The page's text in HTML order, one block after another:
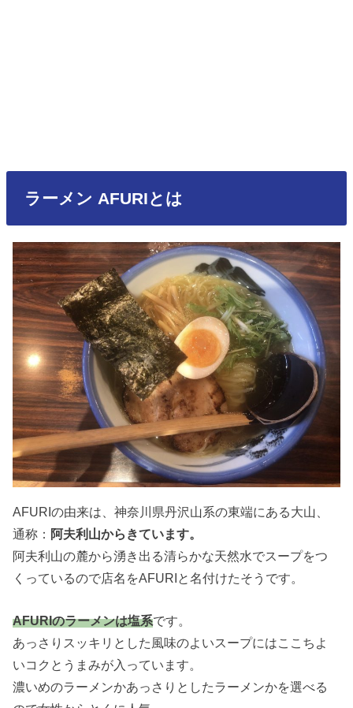
ラーメン AFURIとは
AFURIの由来は、神奈川県丹沢山系の東端にある大山、
通称： 阿夫利山からきています。
阿夫利山の麓から湧き出る清らかな天然水でスープをつ
くっているので店名をAFURIと名付けたそうです。
AFURIのラーメンは塩系です。
あっさりスッキリとした風味のよいスープにはここちよ
いコクとうまみが入っています。
濃いめのラーメンかあっさりとしたラーメンかを選べる